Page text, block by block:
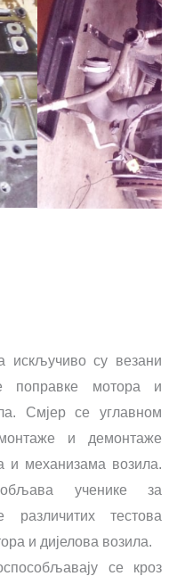
искључиво су везани
поправке мотора и
Смјер се углавном
и демонтаже
и механизама возила.
ученике за
различитих тестова
и дијелова возила.
се кроз